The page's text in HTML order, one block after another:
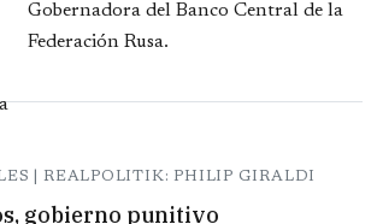
Gobernadora del Banco Central de la
Federación Rusa.
| REALPOLITIK: PHILIP GIRALDI
gobierno punitivo